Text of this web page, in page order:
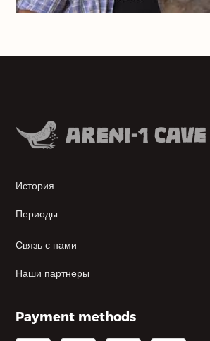
История
Периоды
Связь с нами
Наши партнеры
Payment methods